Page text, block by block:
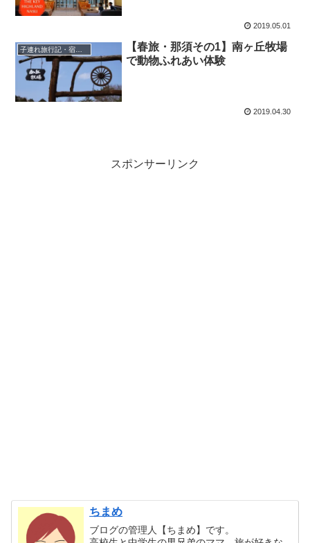
2019.05.01
子連れ旅行記・宿泊記
【春旅・那須その1】南ヶ丘牧場
で動物ふれあい体験
2019.04.30
スポンサーリンク
ちまめ
ブログの管理人【ちまめ】です。